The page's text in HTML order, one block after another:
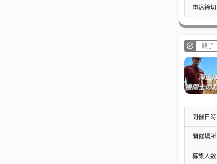
申込締切
終了
開催日時
開催場所
募集人数